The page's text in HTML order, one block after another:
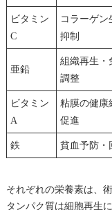
ビタミン
C
コラーゲン
抑制
亜鉛
組織再生・
調整
ビタミン
A
粘膜の健康
促進
鉄 貧血予防・
それぞれの栄養素は、
タンパク質は細胞再生